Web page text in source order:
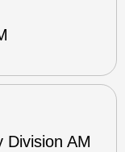
Division AM